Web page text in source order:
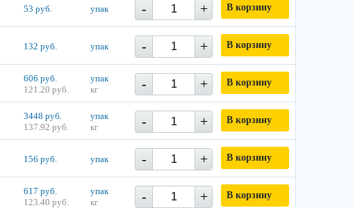
53 руб. упак - + В корзину
132 руб. упак - + В корзину
606 руб.
121.20 руб.
упак
кг
- + В корзину
3448 руб.
137.92 руб.
упак
кг
- + В корзину
156 руб. упак - + В корзину
617 руб.
123.40 руб.
упак
кг
- + В корзину